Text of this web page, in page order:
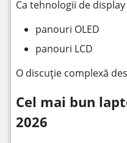
Ca tehnologii de display
panouri OLED
panouri LCD
O discuție complexă
Cel mai bun
2026